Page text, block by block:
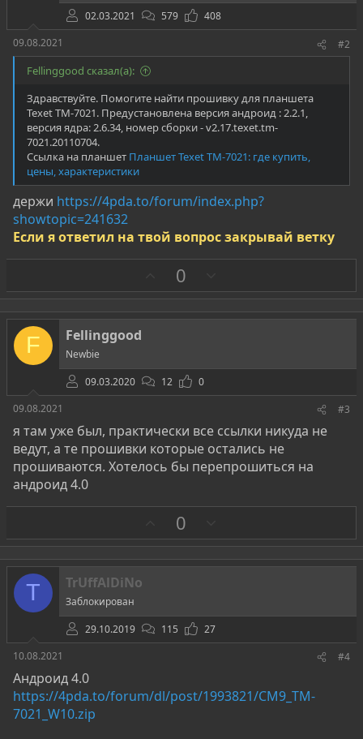
02.03.2021 579
408
09.08.2021
#2
Fellinggood сказал(а):
Здравствуйте. Помогите найти прошивку для планшета
Texet TM-7021. Предустановлена версия андроид : 2.2.1,
версия ядра: 2.6.34, номер сборки - v2.17.texet.tm-
7021.20110704.
Ссылка на планшет Планшет Texet TM-7021: где купить,
цены, характеристики
держи https://4pda.to/forum/index.php?
showtopic=241632
Если я ответил на твой вопрос закрывай ветку
а
0
р
о
в
F Fellinggood
Newbie
09.03.2020
12
0
09.08.2021
#3
я там уже был, практически все ссылки никуда не
ведут, а те прошивки которые остались не
прошиваются. Хотелось бы перепрошиться на
андроид 4.0
а
0
р
о
в
T TrUffAlDiNo
Заблокирован
29.10.2019
115
27
10.08.2021
#4
Андроид 4.0
https://4pda.to/forum/dl/post/1993821/CM9_TM-
7021_W10.zip